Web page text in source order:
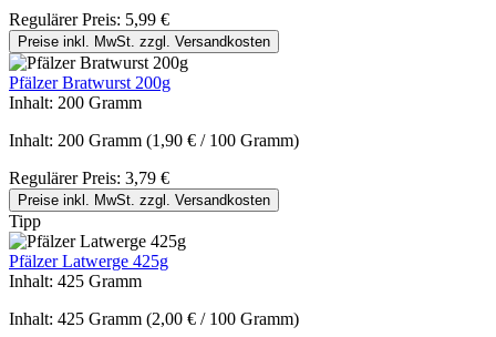
Regulärer Preis: 5,99 €
Preise inkl. MwSt. zzgl. Versandkosten
Pfälzer Bratwurst 200g
Inhalt: 200 Gramm
Inhalt: 200 Gramm (1,90 € / 100 Gramm)
Regulärer Preis: 3,79 €
Preise inkl. MwSt. zzgl. Versandkosten
Tipp
Pfälzer Latwerge 425g
Inhalt: 425 Gramm
Inhalt: 425 Gramm (2,00 € / 100 Gramm)